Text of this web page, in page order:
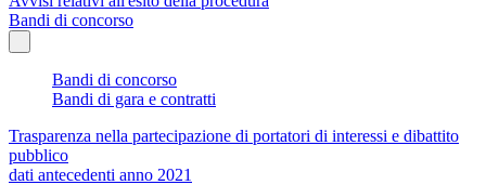
Bandi di concorso
Bandi di concorso
Bandi di gara e contratti
Trasparenza nella partecipazione di portatori di interessi e dibattito
pubblico
dati antecedenti anno 2021